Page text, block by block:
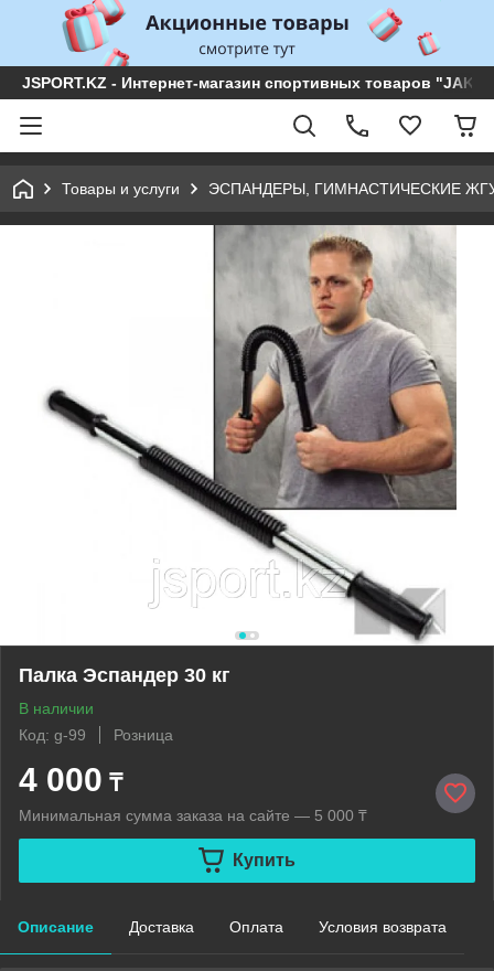
JSPORT.KZ - Интернет-магазин спортивных товаров
Товары и услуги ЭСПАНДЕРЫ, ГИМНАСТИЧЕСКИЕ
Палка Эспандер 30 кг
В наличии
Код: g-99
Розница
4 000 ₸
Минимальная сумма заказа на сайте — 5 000 ₸
Купить
Описание Доставка Оплата Условия возврата